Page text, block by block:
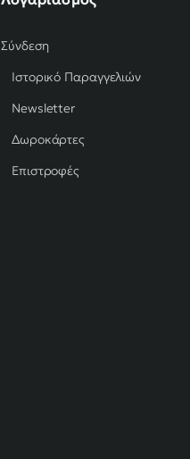
Σύνδεση
Ιστορικό Παραγγελιών
Newsletter
Δωροκάρτες
Επιστροφές